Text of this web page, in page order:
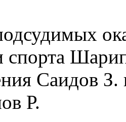
Саидов З.
Р.